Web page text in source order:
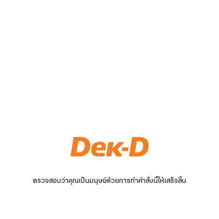
ตรวจสอบว่าคุณเป็นมนุษย์ด้วยการทำคำสั่งนี้ให้เสร็จสิ้น